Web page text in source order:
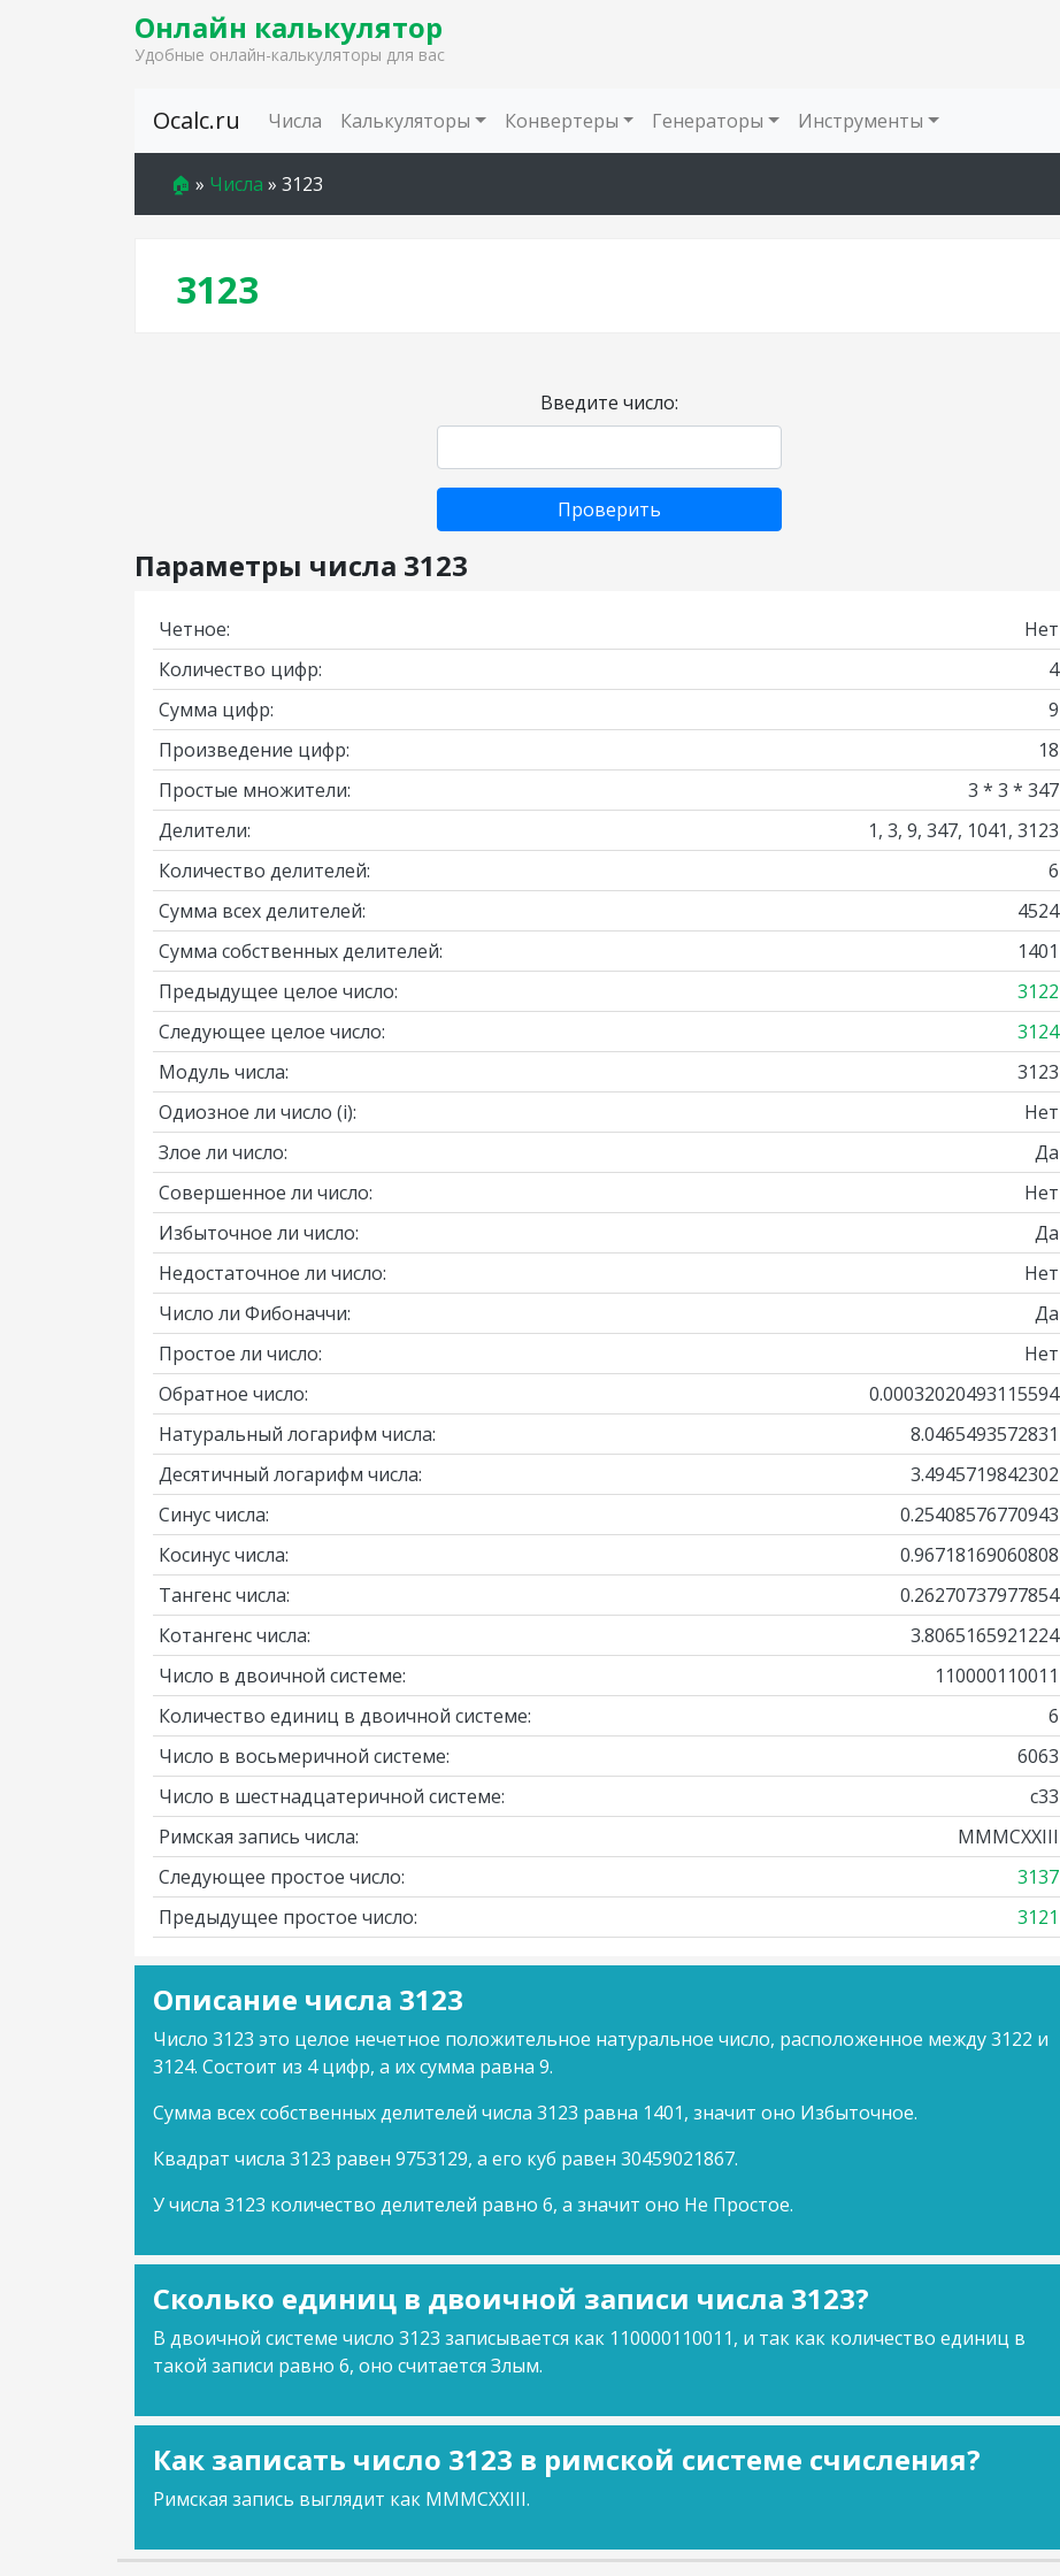
Онлайн калькулятор
Удобные онлайн-калькуляторы для вас
Ocalc.ru Числа Калькуляторы Конвертеры Генераторы Инструменты
🏠 » Числа » 3123
3123
Введите число:
Проверить
Параметры числа 3123
Четное:
Нет
Количество цифр:
4
Сумма цифр:
9
Произведение цифр:
18
Простые множители:
3 * 3 * 347
Делители:
1, 3, 9, 347, 1041, 3123
Количество делителей:
6
Сумма всех делителей:
4524
Сумма собственных делителей:
1401
Предыдущее целое число:
3122
Следующее целое число:
3124
Модуль числа:
3123
Одиозное ли число (i):
Нет
Злое ли число:
Да
Совершенное ли число:
Нет
Избыточное ли число:
Да
Недостаточное ли число:
Нет
Число ли Фибоначчи:
Да
Простое ли число:
Нет
Обратное число:
0.00032020493115594
Натуральный логарифм числа:
8.0465493572831
Десятичный логарифм числа:
3.4945719842302
Синус числа:
0.25408576770943
Косинус числа:
0.96718169060808
Тангенс числа:
0.26270737977854
Котангенс числа:
3.8065165921224
Число в двоичной системе:
110000110011
Количество единиц в двоичной системе:
6
Число в восьмеричной системе:
6063
Число в шестнадцатеричной системе:
c33
Римская запись числа:
MMMCXXIII
Следующее простое число:
3137
Предыдущее простое число:
3121
Описание числа 3123
Число 3123 это целое нечетное положительное натуральное число, расположенное между 3122 и
3124. Состоит из 4 цифр, а их сумма равна 9.
Сумма всех собственных делителей числа 3123 равна 1401, значит оно Избыточное.
Квадрат числа 3123 равен 9753129, а его куб равен 30459021867.
У числа 3123 количество делителей равно 6, а значит оно Не Простое.
Сколько единиц в двоичной записи числа 3123?
В двоичной системе число 3123 записывается как 110000110011, и так как количество единиц в
такой записи равно 6, оно считается Злым.
Как записать число 3123 в римской системе счисления?
Римская запись выглядит как MMMCXXIII.